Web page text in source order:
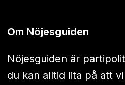
Om Nöjesguiden
Nöjesguiden är
du kan alltid lita på att